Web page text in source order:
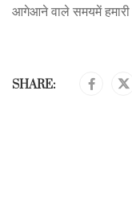
आगेआने वाले समयमें हमारी
SHARE: